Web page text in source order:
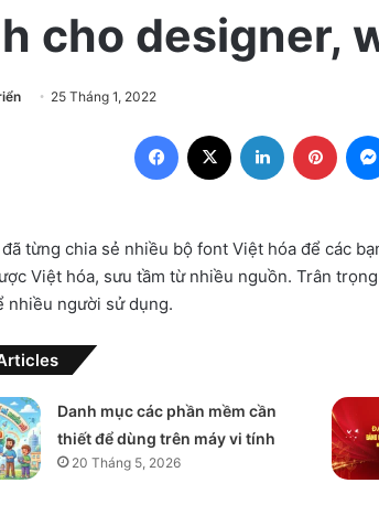
cho designer,
25 Tháng 1, 2022
Facebook LinkedIn
từng chia sẻ nhiều bộ font Việt hóa để các
Việt hóa, sưu tầm từ nhiều nguồn. Trân
nhiều người sử dụng.
Danh mục các phần mềm cần
thiết để dùng trên máy vi tính
20 Tháng 5, 2026